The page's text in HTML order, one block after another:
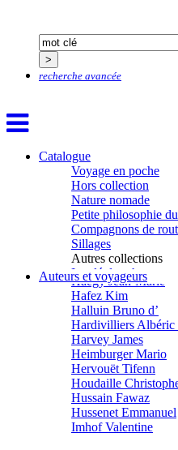
recherche avancée
Catalogue
Voyage en poche
Hors collection
Nature nomade
Petite philosophie
Compagnons de
Sillages
Autres collections
La clé des champs
Chemins d’étoiles
Visions
Auteurs et voyageurs
Garde François
Gaullier Tanneguy
Gemme Pierre
Grange Florent
Gras Cédric
Griette Olivier
Guéguéniat Jean-Yves
Guerrier Gérard
Guillemot Agnès
Guillotel Pierre-
Guyon Élizabeth
Haegy Jean-Marie
Hafez Kim
Halluin Bruno d’
Hardivilliers Albéric
Harvey James
Heimburger Mario
Hervouët Tifenn
Houdaille
Hussain Fawaz
Hussenet Emmanuel
Imhof Valentine